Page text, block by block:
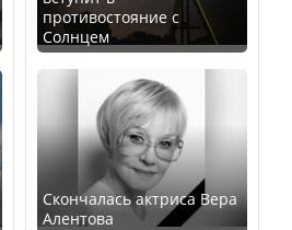
противостояние с
Солнцем
Скончалась актриса Вера
Алентова